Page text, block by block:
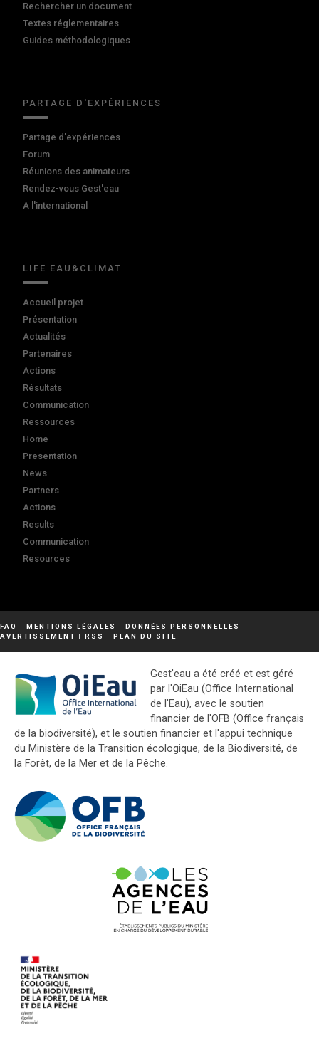
Rechercher un document
Textes réglementaires
Guides méthodologiques
PARTAGE D'EXPÉRIENCES
Partage d'expériences
Forum
Réunions des animateurs
Rendez-vous Gest'eau
A l'international
LIFE EAU&CLIMAT
Accueil projet
Présentation
Actualités
Partenaires
Actions
Résultats
Communication
Ressources
Home
Presentation
News
Partners
Actions
Results
Communication
Resources
FAQ | MENTIONS LÉGALES | DONNÉES PERSONNELLES
|
AVERTISSEMENT | RSS | PLAN DU SITE
Gest'eau a été créé et est géré
par l'OiEau (Office International
de l'Eau), avec le soutien
financier de l'OFB (Office français
de la biodiversité), et le soutien financier et l'appui technique
du Ministère de la Transition écologique, de la Biodiversité, de
la Forêt, de la Mer et de la Pêche.